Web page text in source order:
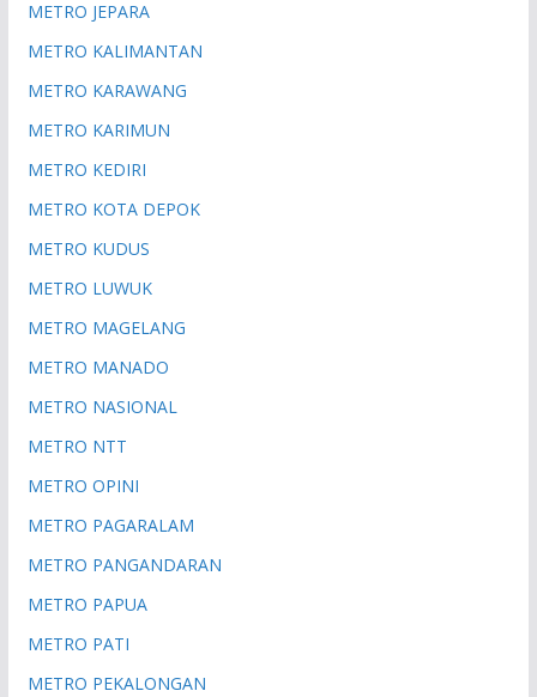
METRO JEPARA
METRO KALIMANTAN
METRO KARAWANG
METRO KARIMUN
METRO KEDIRI
METRO KOTA DEPOK
METRO KUDUS
METRO LUWUK
METRO MAGELANG
METRO MANADO
METRO NASIONAL
METRO NTT
METRO OPINI
METRO PAGARALAM
METRO PANGANDARAN
METRO PAPUA
METRO PATI
METRO PEKALONGAN